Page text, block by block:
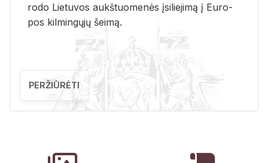
ro­do Lie­tu­vos aukš­tuo­me­nės įsi­lie­ji­mą į Eu­ro­
pos kil­min­gų­jų šei­mą.
PERŽIŪRĖTI